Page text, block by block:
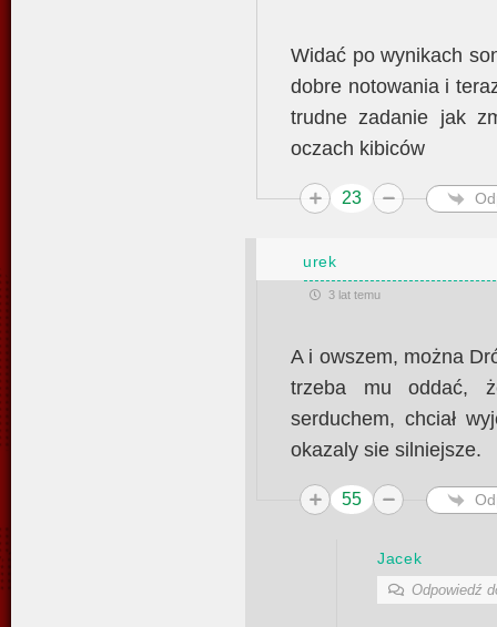
Widać po wynikach
dobre notowania i
trudne zadanie jak
oczach kibiców
23
urek
3 lat temu
A i owszem, można
trzeba mu oddać,
serduchem, chciał
okazaly sie silniejsze.
55
Jacek
Odpowiedź